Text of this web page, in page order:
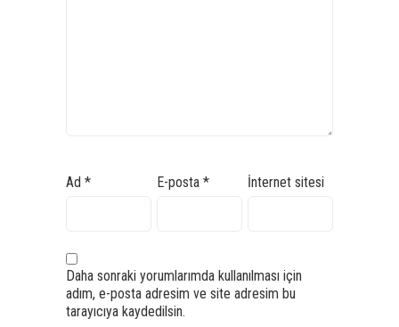
Ad * E-posta * İnternet sitesi
Daha sonraki yorumlarımda kullanılması için
adım, e-posta adresim ve site adresim bu
tarayıcıya kaydedilsin.